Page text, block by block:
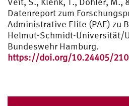
Datenreport zum
Administrative Elite (PAE) zu
Helmut-Schmidt-Universität/
Bundeswehr Hamburg.
https://doi.org/10.24405/